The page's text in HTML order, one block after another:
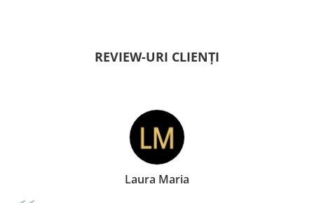
REVIEW-URI CLIENȚI
Laura Maria